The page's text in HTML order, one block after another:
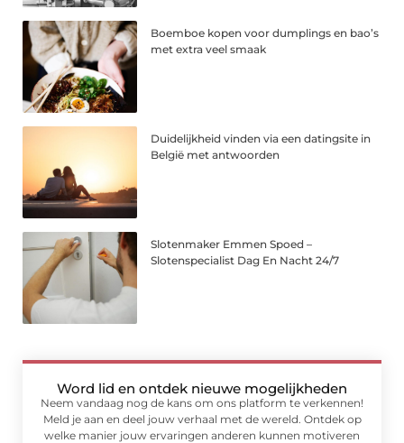
Boemboe kopen voor dumplings en bao’s
met extra veel smaak
Duidelijkheid vinden via een datingsite in
België met antwoorden
Slotenmaker Emmen Spoed –
Slotenspecialist Dag En Nacht 24/7
Word lid en ontdek nieuwe mogelijkheden
Neem vandaag nog de kans om ons platform te verkennen!
Meld je aan en deel jouw verhaal met de wereld. Ontdek op
welke manier jouw ervaringen anderen kunnen motiveren